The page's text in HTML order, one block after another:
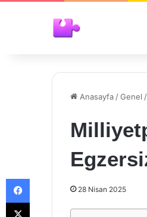
Anasayfa /Genel /
28 Nisan 2025
Facebook
X